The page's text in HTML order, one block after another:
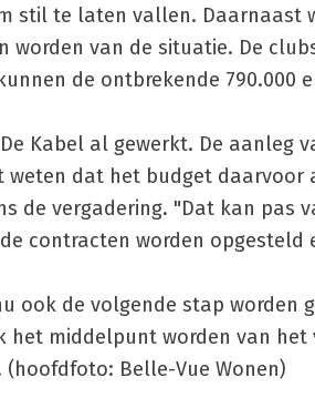
stil te laten vallen. Daarnaast
worden van de situatie. De
de ontbrekende 790.000
Kabel al gewerkt. De aanleg
weten dat het budget daarvoor
de vergadering. "Dat kan pas
contracten worden opgesteld
ook de volgende stap worden
het middelpunt worden van
Belle-Vue Wonen)